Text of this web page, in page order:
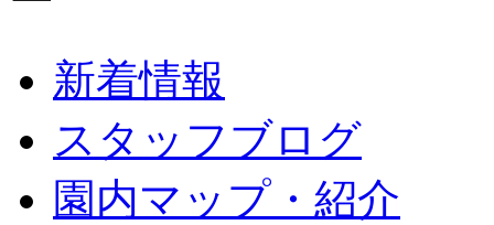
新着情報
スタッフブログ
園内マップ・紹介